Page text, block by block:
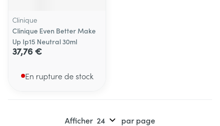
Clinique
Clinique Even Better Make
Up Ip15 Neutral 30ml
37,76 €
En rupture de stock
Afficher par page